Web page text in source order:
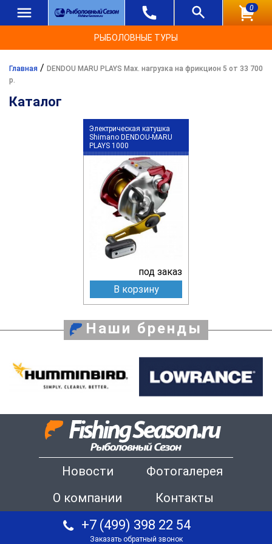
0
РЫБОЛОВНЫЕ ТУРЫ
Главная / DENDOU MARU PLAYS Max. нагрузка на фрикцион 5 от 33 700
р.
Каталог
Электрическая катушка
Shimano DENDOU-MARU
PLAYS 1000
под заказ
В корзину
Наши бренды
Новости
Фотогалерея
О компании
Контакты
+7 (499) 398 22 54
Заказать обратный звонок